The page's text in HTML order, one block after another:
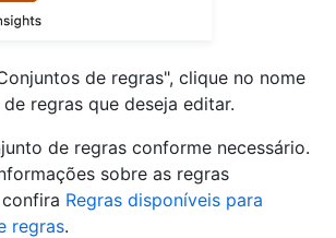
de regras", clique no nome
regras que deseja editar.
de regras conforme necessário.
sobre as regras
Regras disponíveis para
regras.